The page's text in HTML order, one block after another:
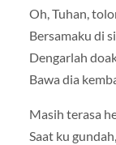
Oh, Tuhan,
Bersamaku di
Dengarlah
Bawa dia
Masih terasa
Saat ku